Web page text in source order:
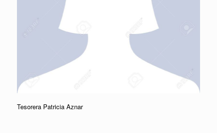
Tesorera Patricia Aznar